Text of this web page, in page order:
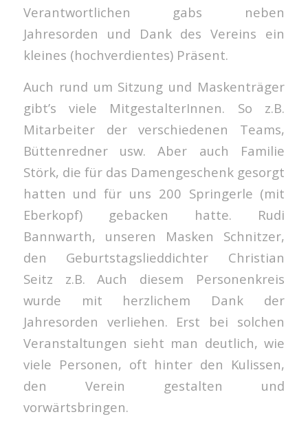
Verantwortlichen gabs neben
Jahresorden und Dank des Vereins ein
kleines (hochverdientes) Präsent.
Auch rund um Sitzung und Maskenträger
gibt’s viele MitgestalterInnen. So z.B.
Mitarbeiter der verschiedenen Teams,
Büttenredner usw. Aber auch Familie
Störk, die für das Damengeschenk gesorgt
hatten und für uns 200 Springerle (mit
Eberkopf) gebacken hatte. Rudi
Bannwarth, unseren Masken Schnitzer,
den Geburtstagslieddichter Christian
Seitz z.B. Auch diesem Personenkreis
wurde mit herzlichem Dank der
Jahresorden verliehen. Erst bei solchen
Veranstaltungen sieht man deutlich, wie
viele Personen, oft hinter den Kulissen,
den Verein gestalten und
vorwärtsbringen.